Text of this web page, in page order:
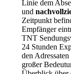
Linie dem
und
Zeitpunkt
Empfänger
TNT
24 Stunden
den
großer